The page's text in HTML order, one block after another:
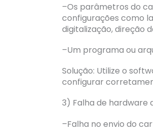
–Os parâmetros do
configurações como
digitalização, direção
–Um programa ou
Solução: Utilize o
configurar
3) Falha de hardware
–Falha no envio do